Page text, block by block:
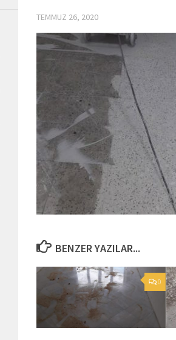
TEMMUZ 26, 2020
BENZER YAZILAR...
0